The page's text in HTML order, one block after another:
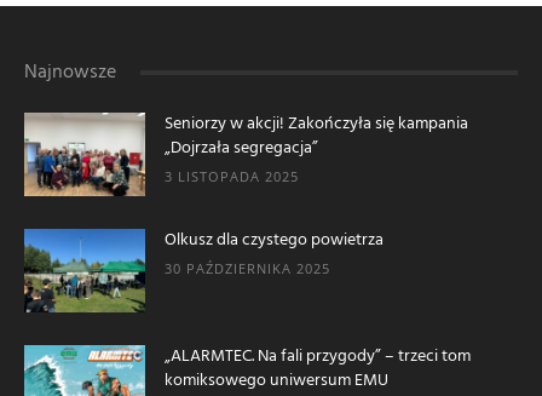
Najnowsze
Seniorzy w akcji! Zakończyła się kampania
„Dojrzała segregacja”
3 LISTOPADA 2025
Olkusz dla czystego powietrza
30 PAŹDZIERNIKA 2025
„ALARMTEC. Na fali przygody” – trzeci tom
komiksowego uniwersum EMU